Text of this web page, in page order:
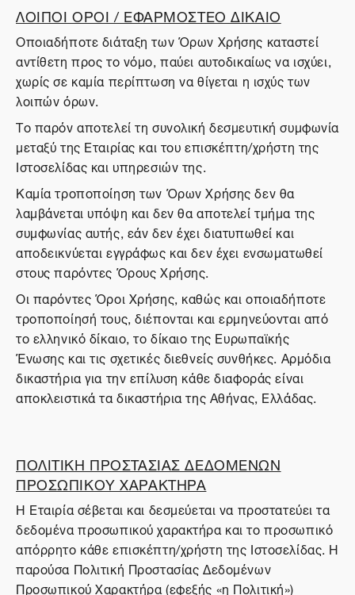
ΛΟΙΠΟΙ ΟΡΟΙ / ΕΦΑΡΜΟΣΤΕΟ ΔΙΚΑΙΟ
Οποιαδήποτε διάταξη των Όρων Χρήσης καταστεί
αντίθετη προς το νόμο, παύει αυτοδικαίως να ισχύει,
χωρίς σε καμία περίπτωση να θίγεται η ισχύς των
λοιπών όρων.
Το παρόν αποτελεί τη συνολική δεσμευτική συμφωνία
μεταξύ της Εταιρίας και του επισκέπτη/χρήστη της
Ιστοσελίδας και υπηρεσιών της.
Καμία τροποποίηση των Όρων Χρήσης δεν θα
λαμβάνεται υπόψη και δεν θα αποτελεί τμήμα της
συμφωνίας αυτής, εάν δεν έχει διατυπωθεί και
αποδεικνύεται εγγράφως και δεν έχει ενσωματωθεί
στους παρόντες Όρους Χρήσης.
Οι παρόντες Όροι Χρήσης, καθώς και οποιαδήποτε
τροποποίησή τους, διέπονται και ερμηνεύονται από
το ελληνικό δίκαιο, το δίκαιο της Ευρωπαϊκής
Ένωσης και τις σχετικές διεθνείς συνθήκες. Αρμόδια
δικαστήρια για την επίλυση κάθε διαφοράς είναι
αποκλειστικά τα δικαστήρια της Αθήνας, Ελλάδας.
ΠΟΛΙΤΙΚΗ ΠΡΟΣΤΑΣΙΑΣ ΔΕΔΟΜΕΝΩΝ
ΠΡΟΣΩΠΙΚΟΥ ΧΑΡΑΚΤΗΡΑ
Η Εταιρία σέβεται και δεσμεύεται να προστατεύει τα
δεδομένα προσωπικού χαρακτήρα και το προσωπικό
απόρρητο κάθε επισκέπτη/χρήστη της Ιστοσελίδας. Η
παρούσα Πολιτική Προστασίας Δεδομένων
Προσωπικού Χαρακτήρα (εφεξής «η Πολιτική»)